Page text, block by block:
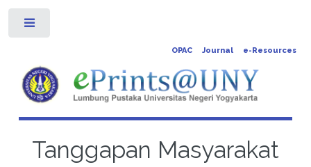
OPAC Journal e-Resources
Tanggapan Masyarakat